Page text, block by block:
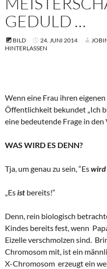
GEDULD …
BILD 24. JUNI 2014
HINTERLASSEN
Wenn eine Frau ihren
Öffentlichkeit bekundet „Ich
eine bedeutende Frage in
WAS WIRD ES DENN?
Tja, um genau zu sein, “Eswird
„Esist bereits!“
Denn, rein biologisch
Kindes bereits fest, wenn
Eizelle verschmolzen sind.
Chromosom mit, ist ein
X-Chromosom erzeugt ein